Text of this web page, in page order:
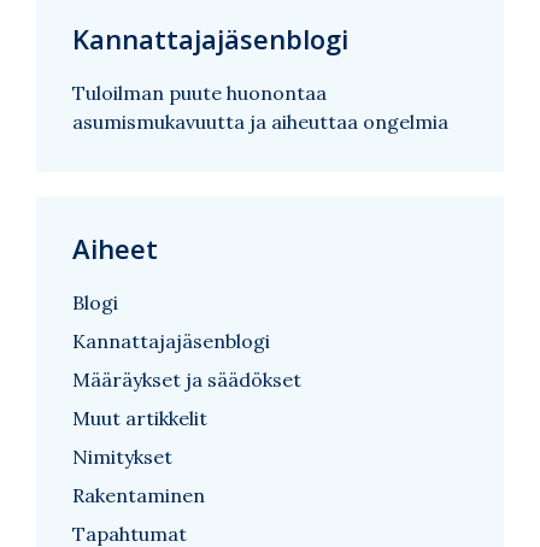
Kannattajajäsenblogi
Tuloilman puute huonontaa
asumismukavuutta ja aiheuttaa ongelmia
Aiheet
Blogi
Kannattajajäsenblogi
Määräykset ja säädökset
Muut artikkelit
Nimitykset
Rakentaminen
Tapahtumat